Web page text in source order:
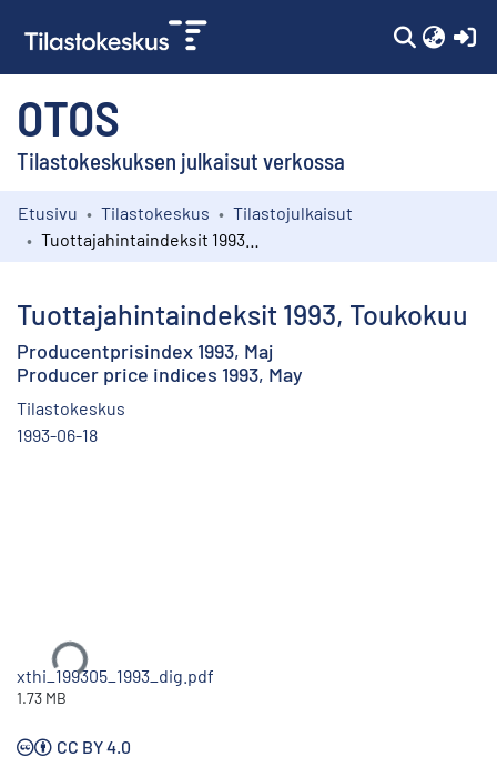
OTOS
Tilastokeskuksen julkaisut verkossa
Kokoelmat
Etusivu Tilastokeskus
Tilastojulkaisut
Tuottajahintaindeksit 1993, Toukokuu
Producentprisindex 1993, Maj
Producer price indices 1993, May
Tilastokeskus
1993-06-18
Ladataan...
xthi_199305_1993_dig.pdf
1.73 MB
CC BY 4.0